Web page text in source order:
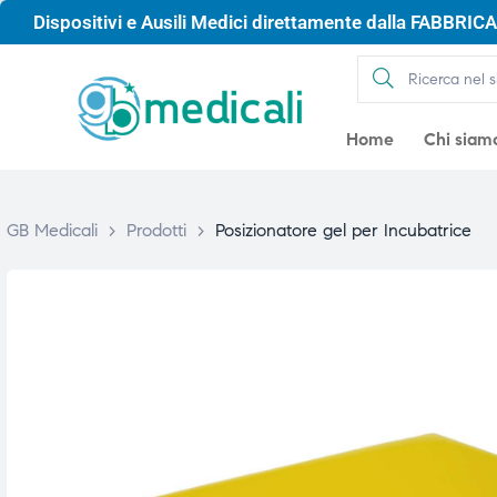
Dispositivi e Ausili Medici direttamente dalla
Home Chi
GB Medicali > Prodotti > Posizionatore gel per Incubatrice